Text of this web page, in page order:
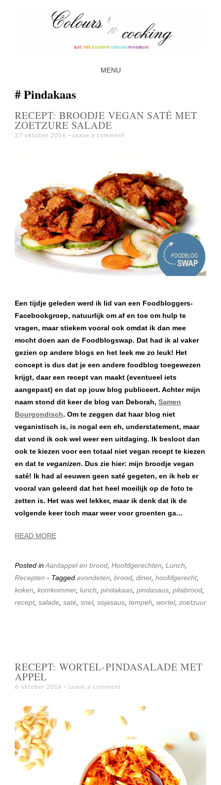
MENU
Pindakaas
RECEPT: BROODJE VEGAN SATÉ MET
ZOETZURE SALADE
27 oktober 2016 Leave a comment
Een tijdje geleden werd ik lid van een Foodbloggers-
Facebookgroep, natuurlijk om af en toe om hulp te
vragen, maar stiekem vooral ook omdat ik dan mee
mocht doen aan de Foodblogswap. Dat had ik al vaker
gezien op andere blogs en het leek me zo leuk! Het
concept is dus dat je een andere foodblog toegewezen
krijgt, daar een recept van maakt (eventueel iets
aangepast) en dat op jouw blog publiceert. Achter mijn
naam stond dit keer de blog van Deborah, Samen
Bourgondisch. Om te zeggen dat haar blog niet
veganistisch is, is nogal een eh, understatement, maar
dat vond ik ook wel weer een uitdaging. Ik besloot dan
ook te kiezen voor een totaal niet vegan recept te kiezen
en dat te veganizen. Dus zie hier: mijn broodje vegan
saté! Ik had al eeuwen geen saté gegeten, en ik heb er
vooral van geleerd dat het heel moeilijk op de foto te
zetten is. Het was wel lekker, maar ik denk dat ik de
volgende keer toch maar weer voor groenten ga…
READ MORE
Posted inAardappel en brood Hoofdgerechten Lunch
Recepten - Tagged avondeten brood diner, hoofdgerecht,
koken komkommer, lunch pindakaas pindasaus pitabrood
recept, salade saté snel, sojasaus tempeh wortel, zoetzuur
RECEPT: WORTEL-PINDASALADE MET
APPEL
6 oktober 2016 Leave a comment